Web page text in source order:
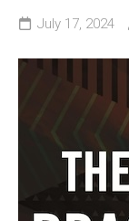
July 17, 2024